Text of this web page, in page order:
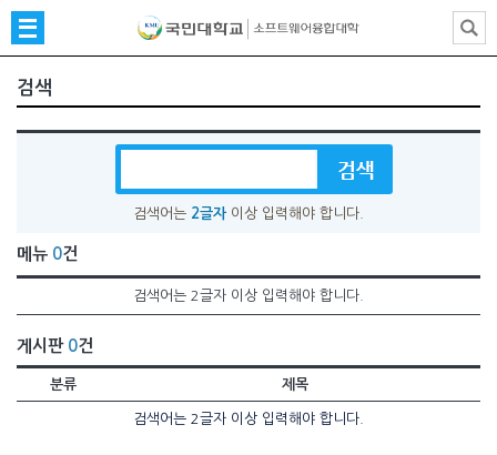
검색
검색어는 2글자 이상 입력해야 합니다.
메뉴 0건
검색어는 2글자 이상 입력해야 합니다.
게시판 0건
분류 제목
검색어는 2글자 이상 입력해야 합니다.